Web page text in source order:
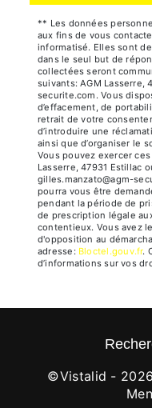
** Les données
aux fins de vous
informatisé. Elles sont
dans le seul but de
collectées seront
suivants: AGM Lasserre,
securite.com. Vous
d’effacement, de
retrait de votre
d’introduire une
ainsi que d’organiser le
Vous pouvez exercer
Lasserre, 47931 Estillac
gilles.manzato@agm-
pourra vous être
pendant la période de
de prescription légale
contentieux. Vous avez
d'opposition au
adresse:
Bloctel.gouv.fr.
d’informations sur vos
©Vistalid -